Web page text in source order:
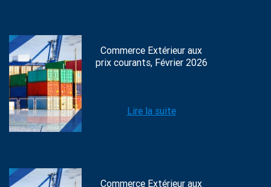
Commerce Extérieur aux
prix courants, Février 2026
Lire la suite
Commerce Extérieur aux